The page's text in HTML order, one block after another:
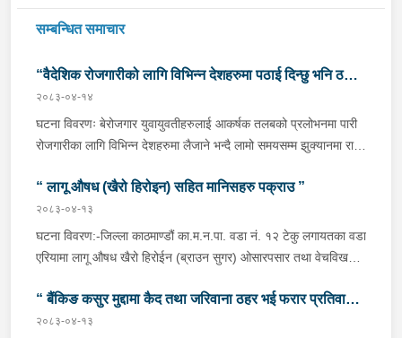
सम्बन्धित समाचार
“वैदेशिक रोजगारीको लागि विभिन्न देशहरुमा पठाई दिन्छु भनि ठगी
गर्ने व्यक्तिहरु पक्राउ"
२०८३-०४-१४
घटना विवरणः बेरोजगार युवायुवतीहरुलाई आकर्षक तलबको प्रलोभनमा पारी
रोजगारीका लागि विभिन्न देशहरुमा लैजाने भन्दै लामो समयसम्म झुक्यानमा राखि
अनुसन्धान हुँदा विदेश पठाउने भनि ठगी गर्ने निम्न प्रतिवादीहरुलाई काठमाडौं
उपत्यकाका विभिन्न स्थानहरुबाट पक्राउ गरी थप अनुसन्धान तथा आवश्यक
कारवाहीको लागि वैदेशिक रोजगार विभाग ताहाचल, काठमाडौं पठाईएको ।
पक्राउ व्यक्तिहरुको विवरणः-१. नाम थर :- पवन कुमार के.सी.
गा.पा. वडा नं.०६ । हाल :- जिल्ला काठमाडौं टोखा न.पा. वडा
नं.१० । देश :- सिंगापुर रकम :-
“ लागू औषध (खैरो हिरोइन) सहित मानिसहरु पक्राउ ”
२०८३-०४-१३
घटना विवरण:-जिल्ला काठमाण्डौं का.म.न.पा. वडा नं. १२ टेकु लगायतका वडा
एरियामा लागू औषध खैरो हिरोईन (ब्राउन सुगर) ओसारपसार तथा वेचविखन
टोलीले मिति २०८३/०४/१२ गते अं १९;०० बजेको समयमा जिल्ला काठमाण्डौं
का.म.न.पा.वडा नं.१२ टेकु मयलवारीमा बा ४६ प १६२ नम्बरको स्कुटर रोकी
“ बैंकिङ कसुर मुद्दामा कैद तथा जरिवाना ठहर भई फरार प्रतिवादी
पक्राउ”
२०८३-०४-१३